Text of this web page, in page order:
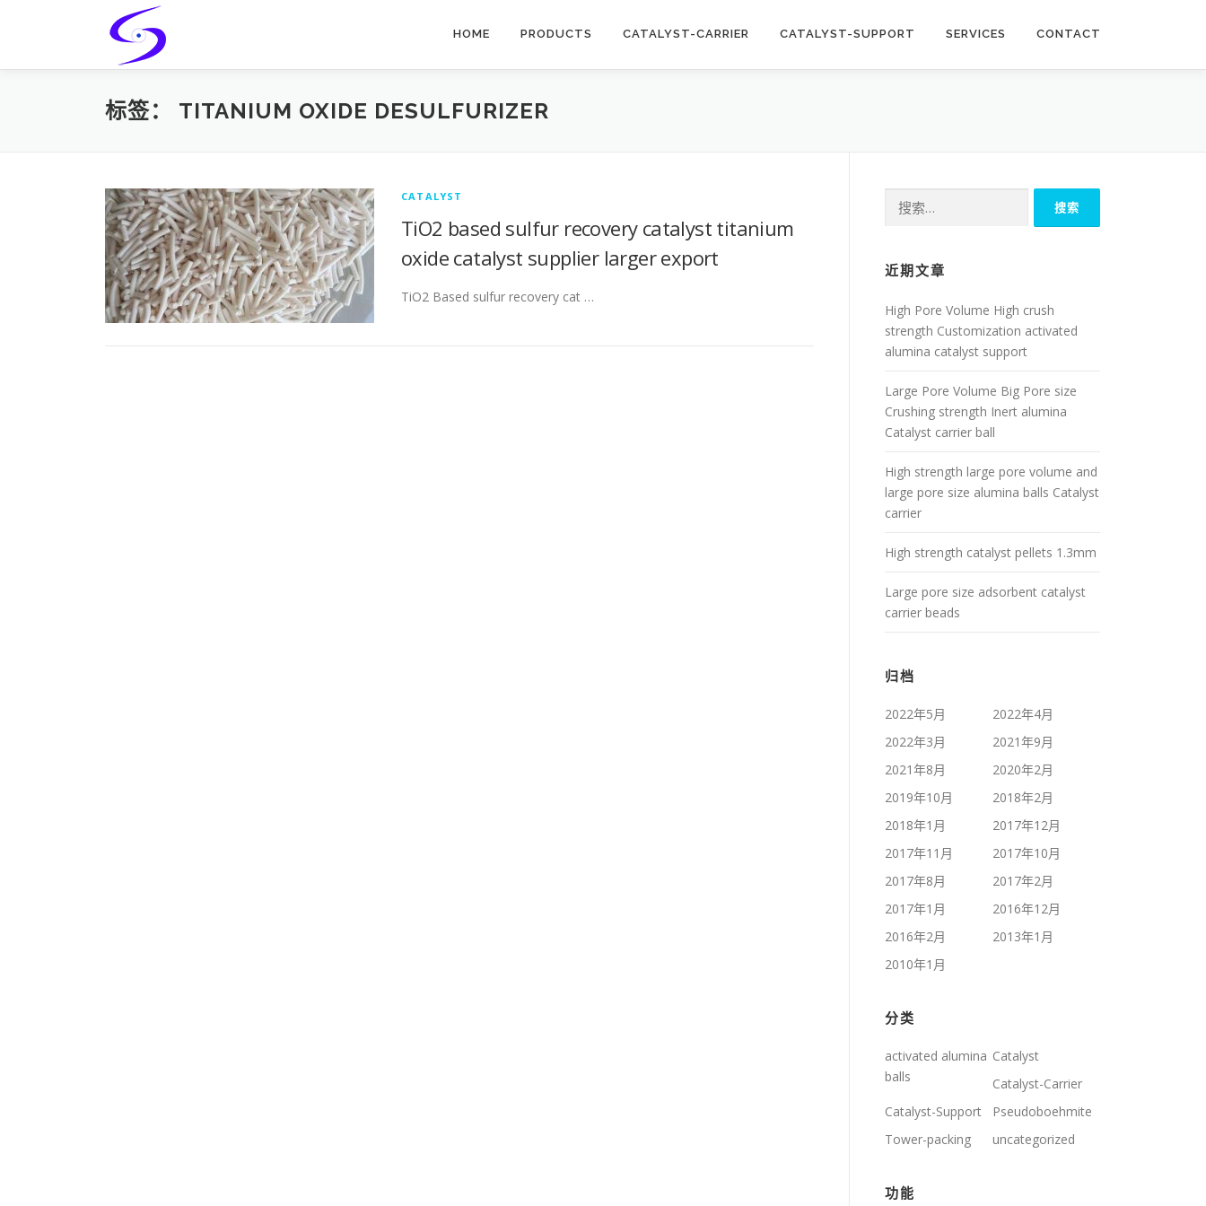
HOME PRODUCTS CATALYST-CARRIER CATALYST-SUPPORT SERVICES CONTACT
标签： TITANIUM OXIDE DESULFURIZER
CATALYST
TiO2 based sulfur recovery catalyst titanium
oxide catalyst supplier larger export
TiO2 Based sulfur recovery cat …
索：
近期文章
High Pore Volume High crush
strength Customization activated
alumina catalyst support
Large Pore Volume Big Pore size
Crushing strength Inert alumina
Catalyst carrier ball
High strength large pore volume and
large pore size alumina balls Catalyst
carrier
High strength catalyst pellets 1.3mm
Large pore size adsorbent catalyst
carrier beads
归档
2022年5月
2022年4月
2022年3月
2021年9月
2021年8月
2020年2月
2019年10月
2018年2月
2018年1月
2017年12月
2017年11月
2017年10月
2017年8月
2017年2月
2017年1月
2016年12月
2016年2月
2013年1月
2010年1月
分类
activated alumina
balls
Catalyst
Catalyst-Carrier
Catalyst-Support
Pseudoboehmite
Tower-packing
uncategorized
功能